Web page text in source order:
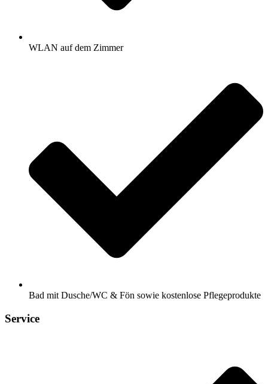
WLAN auf dem Zimmer
Bad mit Dusche/WC & Fön sowie kostenlose Pflegeprodukte
Service